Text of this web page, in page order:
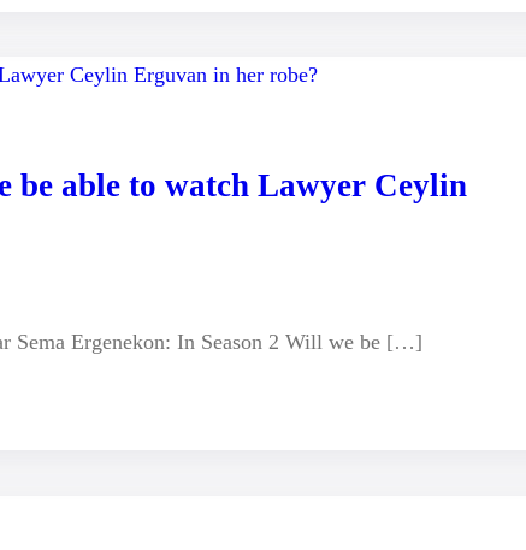
be able to watch Lawyer Ceylin
Sema Ergenekon: In Season 2 Will we be […]